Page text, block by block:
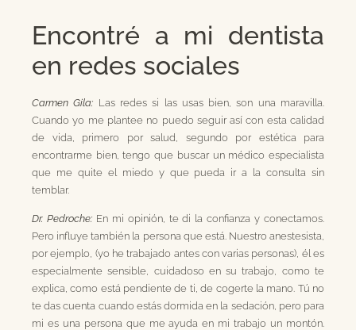
Encontré a mi dentista
en redes sociales
Carmen Gila: Las redes si las usas bien, son una maravilla.
Cuando yo me plantee no puedo seguir así con esta calidad
de vida, primero por salud, segundo por estética para
encontrarme bien, tengo que buscar un médico especialista
que me quite el miedo y que pueda ir a la consulta sin
temblar.
Dr. Pedroche: En mi opinión, te di la confianza y conectamos.
Pero influye también la persona que está. Nuestro anestesista,
por ejemplo, (yo he trabajado antes con varias personas), él es
especialmente sensible, cuidadoso en su trabajo, como te
explica, como está pendiente de ti, de cogerte la mano. Tú no
te das cuenta cuando estás dormida en la sedación, pero para
mi es una persona que me ayuda en mi trabajo un montón.